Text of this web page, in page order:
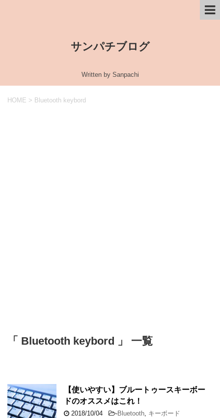
サンパチブログ
Written by Sanpachi
HOME > Bluetooth keybord
「 Bluetooth keybord 」 一覧
【使いやすい】ブルートゥースキーボー
ドのオススメはこれ！
2018/10/04 -Bluetooth, キーボード